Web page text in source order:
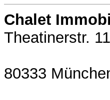
Chalet
Theatinerstr. 11
80333